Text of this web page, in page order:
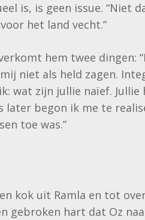
is, is geen issue. “Niet
het land vecht.”
hem twee dingen:
niet als held zagen.
wat zijn jullie naïef.
later begon ik me te
toe was.”
kok uit Ramla en tot
gebroken hart dat Oz